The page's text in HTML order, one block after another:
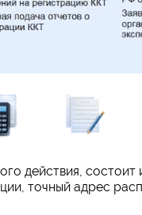
действия,
точный адрес